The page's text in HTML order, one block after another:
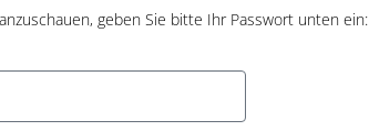
geben Sie bitte Ihr Passwort unten ein: